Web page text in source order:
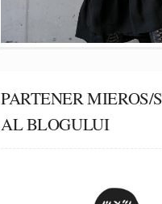
PARTENER MIEROS/
AL BLOGULUI